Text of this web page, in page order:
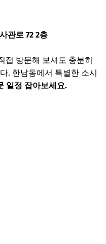
관로 72 2층
접 방문해 보셔도 충분히
. 한남동에서 특별한 소시
일정 잡아보세요.